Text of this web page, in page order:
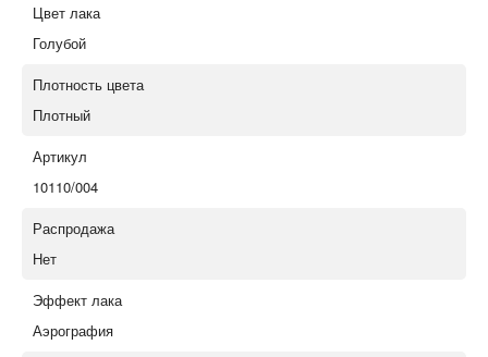
Цвет лака
Голубой
Плотность цвета
Плотный
Артикул
10110/004
Распродажа
Нет
Эффект лака
Аэрография